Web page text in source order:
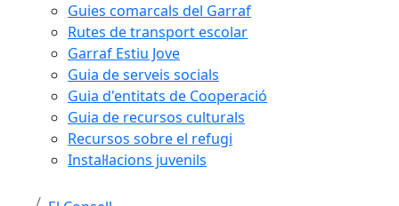
Guies comarcals del Garraf
Rutes de transport escolar
Garraf Estiu Jove
Guia de serveis socials
Guia d'entitats de Cooperació
Guia de recursos culturals
Recursos sobre el refugi
Instal·lacions juvenils